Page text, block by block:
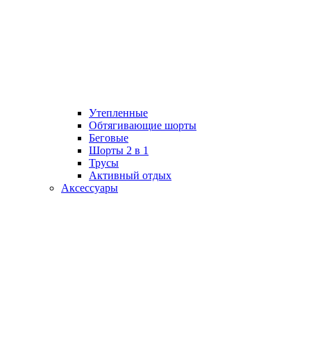
Утепленные
Обтягивающие шорты
Беговые
Шорты 2 в 1
Трусы
Активный отдых
Аксессуары